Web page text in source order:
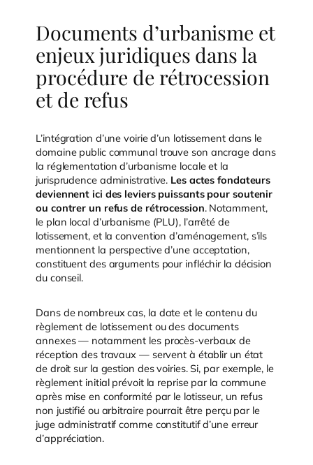
Documents d’urbanisme et
enjeux juridiques dans la
procédure de rétrocession
et de refus
L’intégration d’une voirie d’un lotissement dans le
domaine public communal trouve son ancrage dans
la réglementation d’urbanisme locale et la
jurisprudence administrative. Les actes fondateurs
deviennent ici des leviers puissants pour soutenir
ou contrer un refus de rétrocession. Notamment,
le plan local d’urbanisme (PLU), l’arrêté de
lotissement, et la convention d’aménagement, s’ils
mentionnent la perspective d’une acceptation,
constituent des arguments pour infléchir la décision
du conseil.
Dans de nombreux cas, la date et le contenu du
règlement de lotissement ou des documents
annexes — notamment les procès-verbaux de
réception des travaux — servent à établir un état
de droit sur la gestion des voiries. Si, par exemple, le
règlement initial prévoit la reprise par la commune
après mise en conformité par le lotisseur, un refus
non justifié ou arbitraire pourrait être perçu par le
juge administratif comme constitutif d’une erreur
d’appréciation.